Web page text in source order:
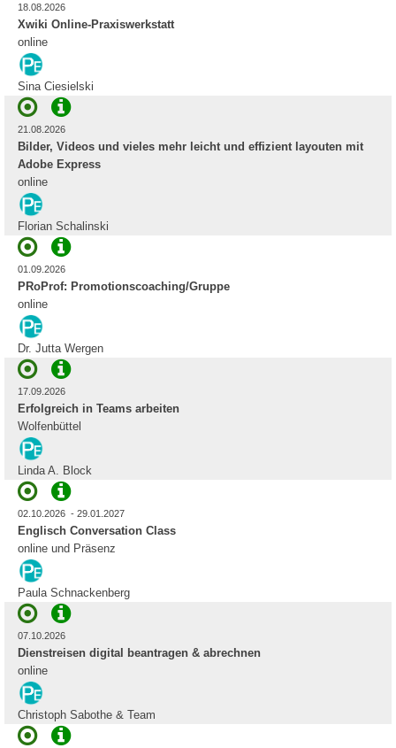
18.08.2026
Xwiki Online-Praxiswerkstatt
online
Sina Ciesielski
21.08.2026
Bilder, Videos und vieles mehr leicht und effizient layouten mit
Adobe Express
online
Florian Schalinski
01.09.2026
PRoProf: Promotionscoaching/Gruppe
online
Dr. Jutta Wergen
17.09.2026
Erfolgreich in Teams arbeiten
Wolfenbüttel
Linda A. Block
02.10.2026 - 29.01.2027
Englisch Conversation Class
online und Präsenz
Paula Schnackenberg
07.10.2026
Dienstreisen digital beantragen & abrechnen
online
Christoph Sabothe & Team